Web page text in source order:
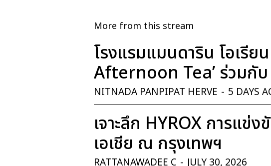
More from this stream
โรงแรมแมนดาริน โอเรี
Afternoon Tea’ ร่วมกั
NITNADA PANPIPAT HERVE - 5 DAYS
เจาะลึก HYROX การแ
เอเชีย ณ กรุงเทพฯ
RATTANAWADEE C - JULY 30, 2026